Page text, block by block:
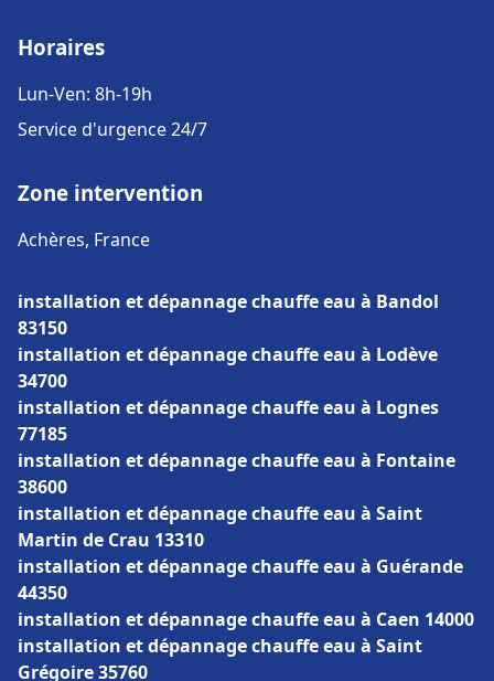
Horaires
Lun-Ven: 8h-19h
Service d'urgence 24/7
Zone intervention
Achères, France
installation et dépannage chauffe eau à Bandol
83150
installation et dépannage chauffe eau à Lodève
34700
installation et dépannage chauffe eau à Lognes
77185
installation et dépannage chauffe eau à Fontaine
38600
installation et dépannage chauffe eau à Saint
Martin de Crau 13310
installation et dépannage chauffe eau à Guérande
44350
installation et dépannage chauffe eau à Caen 14000
installation et dépannage chauffe eau à Saint
Grégoire 35760